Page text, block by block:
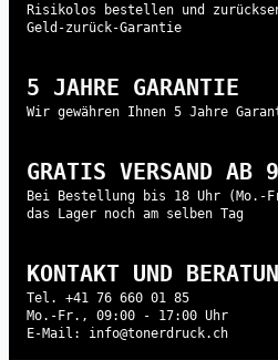
Risikolos bestellen und
Geld-zurück-Garantie
5 JAHRE GARANTIE
Wir gewähren Ihnen 5 Jahre
GRATIS VERSAND AB
Bei Bestellung bis 18 Uhr
das Lager noch am selben Tag
KONTAKT UND
Tel. +41 76 660 01 85
Mo.-Fr., 09:00 - 17:00 Uhr
E-Mail: info@tonerdruck.ch